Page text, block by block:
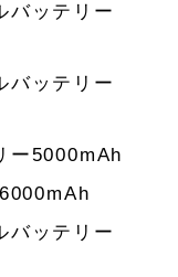
バッテリー
バッテリー
ー5000mAh
バッテリー